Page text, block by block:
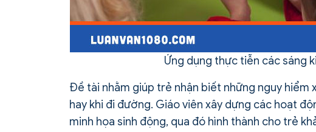
Ứng dụng thực tiễn các sáng
Đề tài nhằm giúp trẻ nhận biết những nguy hiểm
hay khi đi đường. Giáo viên xây dựng các hoạt
minh họa sinh động, qua đó hình thành cho trẻ